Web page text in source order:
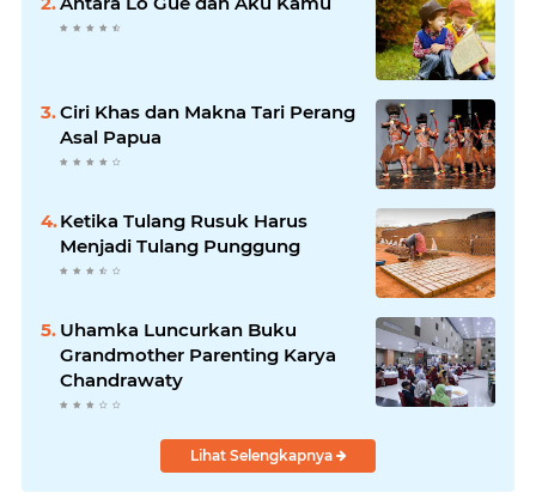
Ciri Khas dan Makna Tari Perang
Asal Papua
Ketika Tulang Rusuk Harus
Menjadi Tulang Punggung
Uhamka Luncurkan Buku
Grandmother Parenting Karya
Chandrawaty
Lihat Selengkapnya